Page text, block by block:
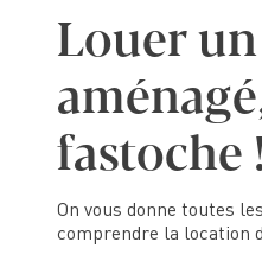
Louerun
aménagé
fastoche
On vous donne toutes
comprendre la location